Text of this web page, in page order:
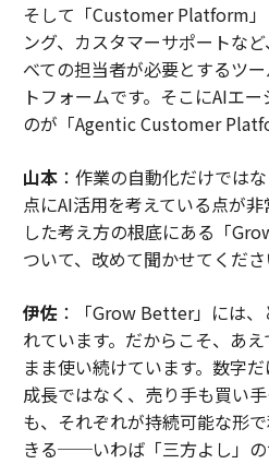
急成長する組織で文化を維持するリーダ
「正しさ」をめぐる衝突を解決する、リ
タグ：
職場/オフィス
学習/勉強
パフォーマンス
そして「Customer Platform」
ング、カスタマーサポートな
べての担当者が必要とするツ
トフォームです。そこにAIエ
のが「Agentic Customer
山本：作業の自動化だけでは
点にAI活用を考えている点が
した考え方の根底にある「
ついて、改めて聞かせてくださ
伊佐：「Grow Better」には、
れています。だからこそ、あ
まま使い続けています。数字
成長ではなく、売り手も買い
も、それぞれが持続可能な形
きる──いわば「三方よし」の